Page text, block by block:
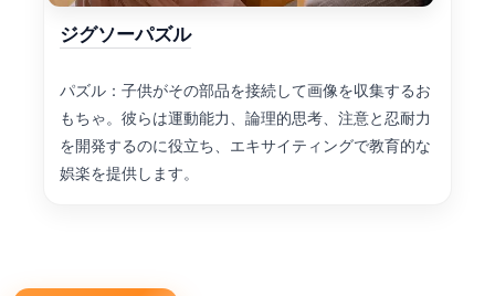
ジグソーパズル
パズル：子供がその部品を接続して画像を収集するお
もちゃ。彼らは運動能力、論理的思考、注意と忍耐力
を開発するのに役立ち、エキサイティングで教育的な
娯楽を提供します。